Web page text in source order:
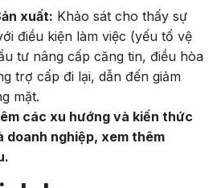
xuất: Khảo sát cho thấy sự
điều kiện làm việc (yếu tố vệ
tư nâng cấp căng tin, điều hòa
trợ cấp đi lại, dẫn đến giảm
mặt.
các xu hướng và kiến thức
doanh nghiệp, xem thêm